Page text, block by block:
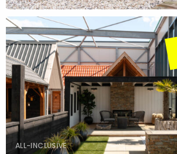
ALL-INCLUSIVE
Lees
meer
over